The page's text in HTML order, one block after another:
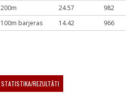
200m 24.57
982
100m barjeras 14.42 966
STATISTIKA/REZULTĀTI